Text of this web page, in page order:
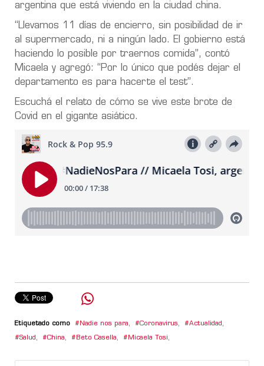
argentina que está viviendo en la ciudad china.
“Llevamos 11 días de encierro, sin posibilidad de ir
al supermercado, ni a ningún lado. El gobierno está
haciendo lo posible por traernos comida”, contó
Micaela y agregó: “Por lo único que podés dejar el
departamento es para hacerte el test”.
Escuchá el relato de cómo se vive este brote de
Covid en el gigante asiático.
Etiquetado como Nadie nos para, Coronavirus, Actualidad ,
Salud , China, Beto Casella, Micaela Tosi,